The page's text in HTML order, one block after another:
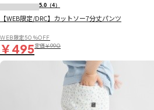
5.0 （4）
【WEB限定/DRC】カットソー7分丈パンツ
WEB限定50％OFF
￥495定価￥990